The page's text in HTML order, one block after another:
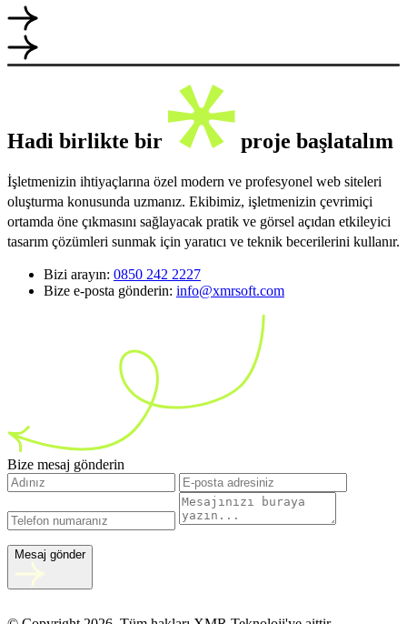
Hadi birlikte bir proje başlatalım
İşletmenizin ihtiyaçlarına özel modern ve profesyonel web siteleri
oluşturma konusunda uzmanız. Ekibimiz, işletmenizin çevrimiçi
ortamda öne çıkmasını sağlayacak pratik ve görsel açıdan etkileyici
tasarım çözümleri sunmak için yaratıcı ve teknik becerilerini kullanır.
Bizi arayın: 0850 242 2227
Bize e-posta gönderin: info@xmrsoft.com
Bize mesaj gönderin
Mesaj gönder